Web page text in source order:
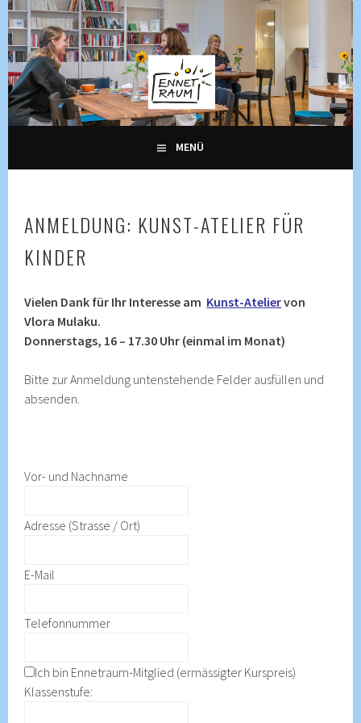
Springe
zum
Inhalt
ENNETRAUM –
KULTURZENTRUM
ENNETBADEN
KULTUR, KURSE UND VERANSTALTUNGEN FÜR ALLE
GENERATIONEN
MENÜ
ANMELDUNG: KUNST-ATELIER FÜR
KINDER
Vielen Dank für Ihr Interesse am Kunst-Ateliervon
Vlora Mulaku.
Donnerstags, 16 – 17.30 Uhr (einmal im Monat)
Bitte zur Anmeldung untenstehende Felder ausfüllen und
absenden.
Vor- und Nachname
Adresse (Strasse / Ort)
E-Mail
Telefonnummer
Ich bin Ennetraum-Mitglied (ermässigter Kurspreis)
Klassenstufe: